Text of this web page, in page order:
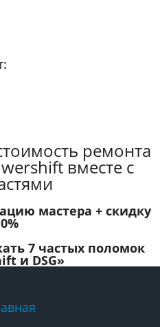
ремонта
вместе с
мастера + скидку
7 частых поломок
и DSG»